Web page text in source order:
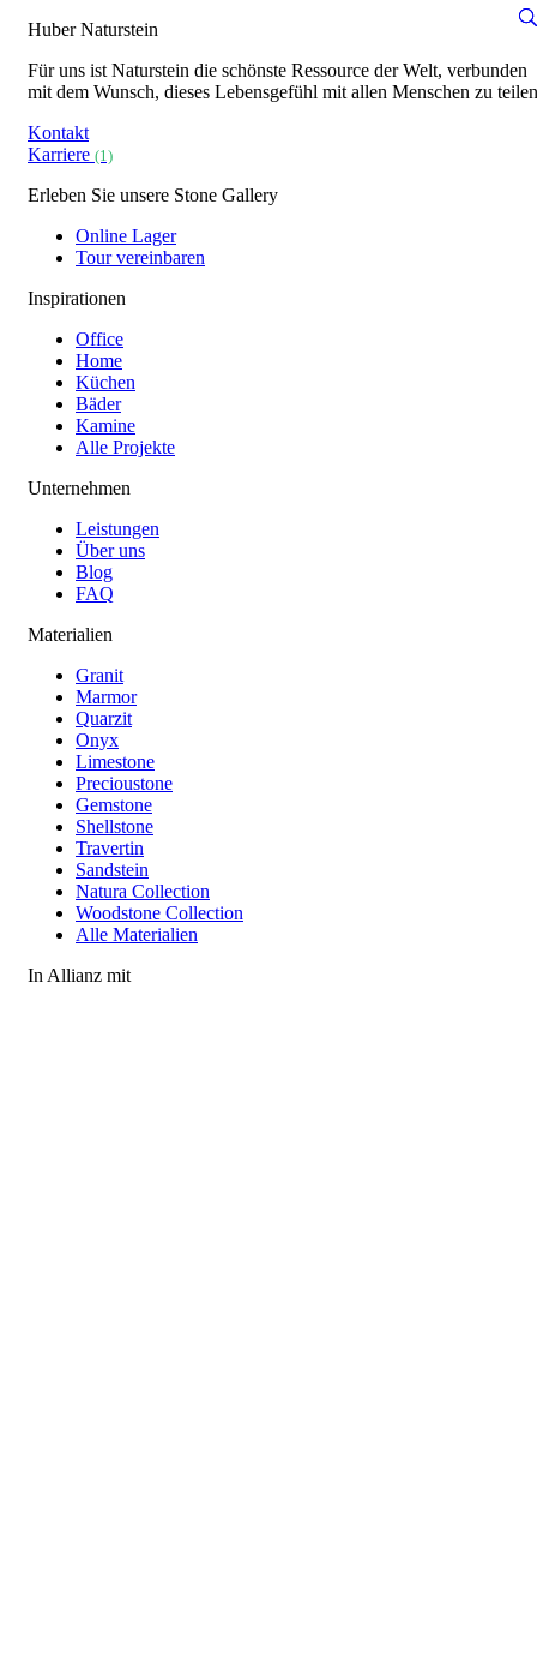
Huber Naturstein
Für uns ist Naturstein die schönste Ressource der Welt, verbunden
mit dem Wunsch, dieses Lebensgefühl mit allen Menschen zu
Kontakt
Karriere (1)
Erleben Sie unsere Stone Gallery
Online Lager
Tour vereinbaren
Inspirationen
Office
Home
Küchen
Bäder
Kamine
Alle Projekte
Unternehmen
Leistungen
Über uns
Blog
FAQ
Materialien
Granit
Marmor
Quarzit
Onyx
Limestone
Precioustone
Gemstone
Shellstone
Travertin
Sandstein
Natura Collection
Woodstone Collection
Alle Materialien
In Allianz mit